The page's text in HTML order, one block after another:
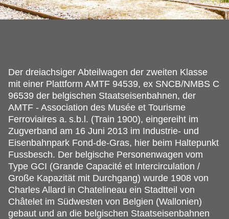
Der dreiachsiger Abteilwagen der zweiten Klasse
mit einer Plattform AMTF 94539, ex SNCB/NMBS C
96539 der belgischen Staatseisenbahnen, der
AMTF - Association des Musée et Tourisme
Ferroviaires a. s.b.l. (Train 1900), eingereiht im
Zugverband am 16 Juni 2013 im Industrie- und
Eisenbahnpark Fond-de-Gras, hier beim Haltepunkt
Fussbesch. Der belgische Personenwagen vom
Type GCI (Grande Capacité et Intercirculation /
Große Kapazität mit Durchgang) wurde 1908 von
Charles Allard in Chatelineau ein Stadtteil von
Châtelet im Südwesten von Belgien (Wallonien)
gebaut und an die belgischen Staatseisenbahnen